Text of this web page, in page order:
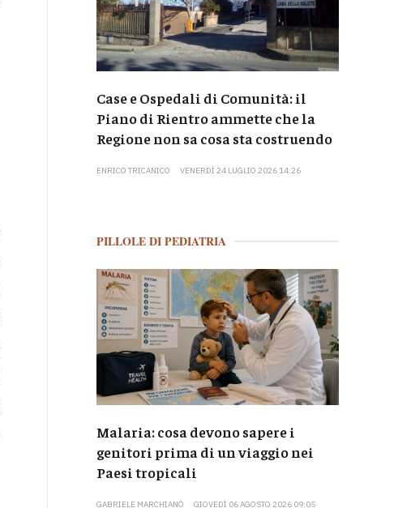
Case e Ospedali di Comunità: il
Piano di Rientro ammette che la
Regione non sa cosa sta costruendo
ENRICO TRICANICO VENERDÌ 24 LUGLIO 2026 14:26
PILLOLE DI PEDIATRIA
Malaria: cosa devono sapere i
genitori prima di un viaggio nei
Paesi tropicali
GABRIELE MARCHIANÒ GIOVEDÌ 06 AGOSTO 2026 09:05